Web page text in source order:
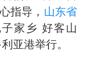
上门女婿出轨女邻居多年被判重婚罪
女子发现前夫婚内与第三者育子
指导， 山东省
家乡 好客山
亚港举行。